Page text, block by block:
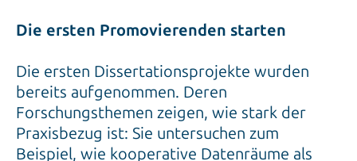
Die ersten Promovierenden starten
Die ersten Dissertationsprojekte wurden
bereits aufgenommen. Deren
Forschungsthemen zeigen, wie stark der
Praxisbezug ist: Sie untersuchen zum
Beispiel, wie kooperative Datenräume als